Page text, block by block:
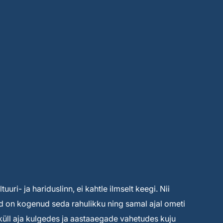
ja hariduslinn, ei kahtle ilmselt keegi. Nii
kogenud seda rahulikku ning samal ajal ometi
aja kulgedes ja aastaaegade vahetudes kuju